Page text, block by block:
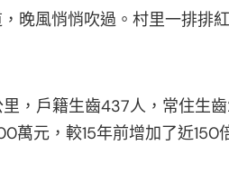
晚風悄悄吹過。村里一排排
，戶籍生齒437人，常住生
萬元，較15年前增加了近150